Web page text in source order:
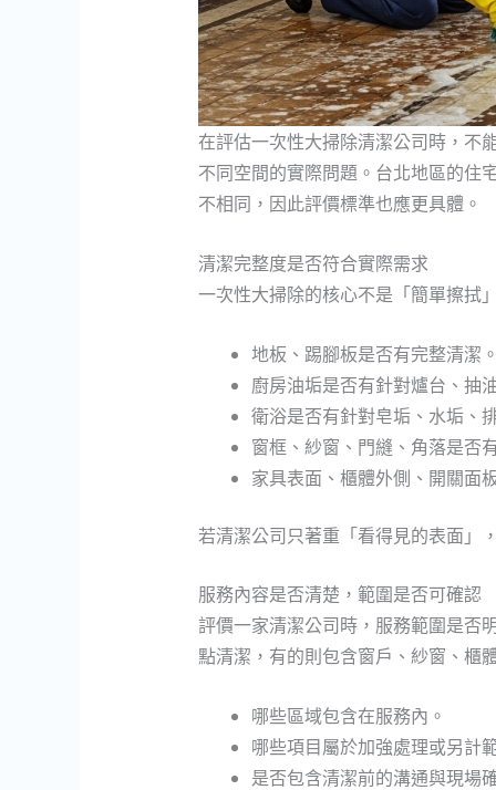
在評估一次性大掃除清潔公司時，不
不同空間的實際問題。台北地區的住
不相同，因此評價標準也應更具體。
清潔完整度是否符合實際需求
一次性大掃除的核心不是「簡單擦拭
地板、踢腳板是否有完整清潔
廚房油垢是否有針對爐台、抽
衛浴是否有針對皂垢、水垢、
窗框、紗窗、門縫、角落是否
家具表面、櫃體外側、開關面
若清潔公司只著重「看得見的表面」
服務內容是否清楚，範圍是否可確認
評價一家清潔公司時，服務範圍是否
點清潔，有的則包含窗戶、紗窗、櫃
哪些區域包含在服務內。
哪些項目屬於加強處理或另計
是否包含清潔前的溝通與現場